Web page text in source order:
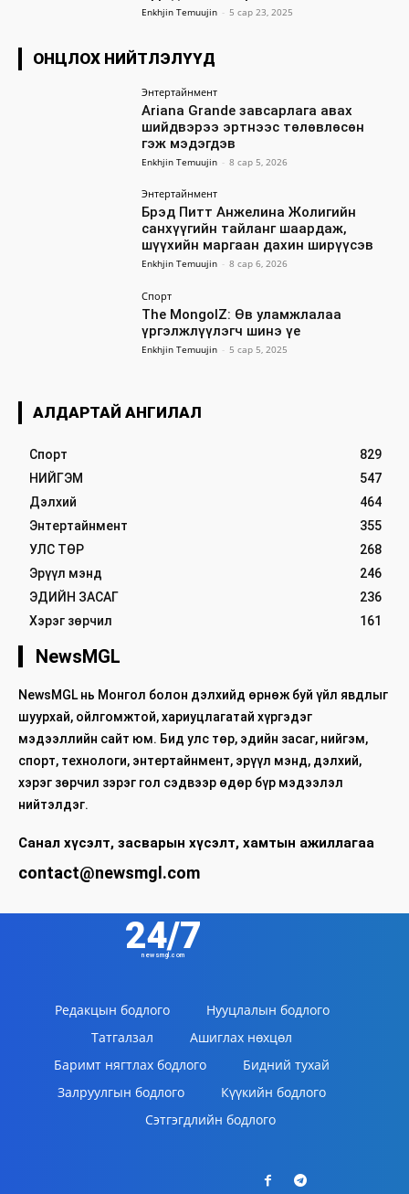
Enkhjin Temuujin - 5 сар 23, 2025
ОНЦЛОХ НИЙТЛЭЛҮҮД
Энтертайнмент
Ariana Grande завсарлага авах
шийдвэрээ эртнээс төлөвлөсөн
гэж мэдэгдэв
Enkhjin Temuujin - 8 сар 5, 2026
Энтертайнмент
Брэд Питт Анжелина Жолигийн
санхүүгийн тайланг шаардаж,
шүүхийн маргаан дахин ширүүсэв
Enkhjin Temuujin - 8 сар 6, 2026
Спорт
The MongolZ: Өв уламжлалаа
үргэлжлүүлэгч шинэ үе
Enkhjin Temuujin - 5 сар 5, 2025
АЛДАРТАЙ АНГИЛАЛ
Спорт
829
НИЙГЭМ
547
Дэлхий
464
Энтертайнмент
355
УЛС ТӨР
268
Эрүүл мэнд
246
ЭДИЙН ЗАСАГ
236
Хэрэг зөрчил
161
NewsMGL
NewsMGL нь Монгол болон дэлхийд өрнөж буй үйл явдлыг
шуурхай, ойлгомжтой, хариуцлагатай хүргэдэг
мэдээллийн сайт юм. Бид улс төр, эдийн засаг, нийгэм,
спорт, технологи, энтертайнмент, эрүүл мэнд, дэлхий,
хэрэг зөрчил зэрэг гол сэдвээр өдөр бүр мэдээлэл
нийтэлдэг.
Санал хүсэлт, засварын хүсэлт, хамтын ажиллагаа
contact@newsmgl.com
24/7
newsmgl.com
Редакцын бодлого
Нууцлалын бодлого
Татгалзал
Ашиглах нөхцөл
Баримт нягтлах бодлого
Бидний тухай
Залруулгын бодлого
Күүкийн бодлого
Сэтгэгдлийн бодлого